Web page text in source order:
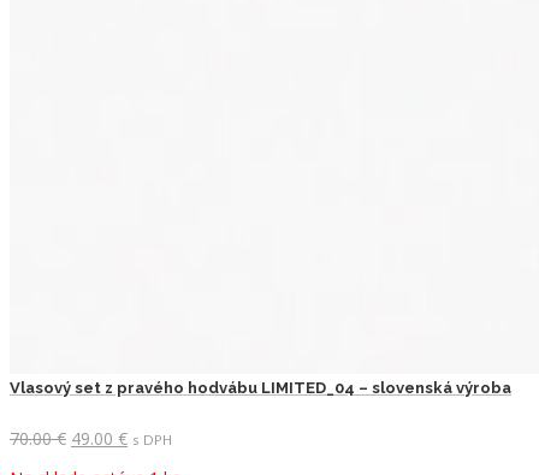
Vlasový set z pravého hodvábu LIMITED_04 – slovenská výroba
70.00€ Pôvodná
49.00 €Aktuálna
s DPH